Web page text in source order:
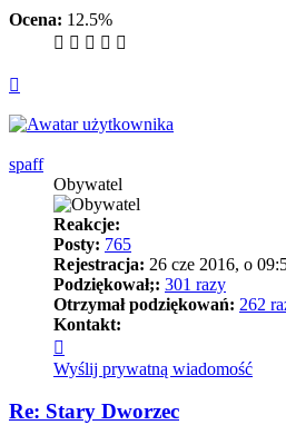
Ocena: 12.5%
spaff
Obywatel
Reakcje:
Posty: 765
Rejestracja: 26 cze 2016, o
Podziękował;: 301 razy
Otrzymał podziękowań: 262
Kontakt:
się
z
Wyślij prywatną wiadomość
Re: Stary Dworzec